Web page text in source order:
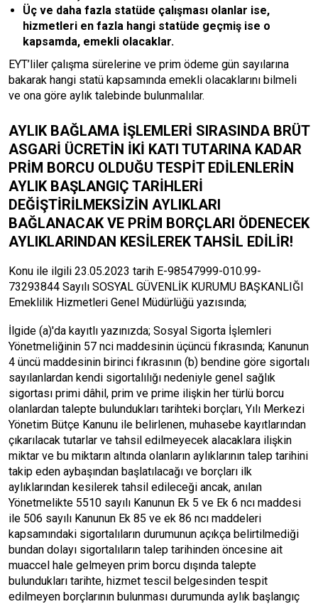
Üç ve daha fazla statüde çalışması olanlar ise,
hizmetleri en fazla hangi statüde geçmiş ise o
kapsamda, emekli olacaklar.
EYT’liler çalışma sürelerine ve prim ödeme gün sayılarına
bakarak hangi statü kapsamında emekli olacaklarını bilmeli
ve ona göre aylık talebinde bulunmalılar.
AYLIK BAĞLAMA İŞLEMLERİ SIRASINDA BRÜT
ASGARİ ÜCRETİN İKİ KATI TUTARINA KADAR
PRİM BORCU OLDUĞU TESPİT EDİLENLERİN
AYLIK BAŞLANGIÇ TARİHLERİ
DEĞİŞTİRİLMEKSİZİN AYLIKLARI
BAĞLANACAK VE PRİM BORÇLARI ÖDENECEK
AYLIKLARINDAN KESİLEREK TAHSİL EDİLİR!
Konu ile ilgili 23.05.2023 tarih E-98547999-010.99-
73293844 Sayılı SOSYAL GÜVENLİK KURUMU BAŞKANLIĞI
Emeklilik Hizmetleri Genel Müdürlüğü yazısında;
İlgide (a)'da kayıtlı yazınızda; Sosyal Sigorta İşlemleri
Yönetmeliğinin 57 nci maddesinin üçüncü fıkrasında; Kanunun
4 üncü maddesinin birinci fıkrasının (b) bendine göre sigortalı
sayılanlardan kendi sigortalılığı nedeniyle genel sağlık
sigortası primi dâhil, prim ve prime ilişkin her türlü borcu
olanlardan talepte bulundukları tarihteki borçları, Yılı Merkezi
Yönetim Bütçe Kanunu ile belirlenen, muhasebe kayıtlarından
çıkarılacak tutarlar ve tahsil edilmeyecek alacaklara ilişkin
miktar ve bu miktarın altında olanların aylıklarının talep tarihini
takip eden aybaşından başlatılacağı ve borçları ilk
aylıklarından kesilerek tahsil edileceği ancak, anılan
Yönetmelikte 5510 sayılı Kanunun Ek 5 ve Ek 6 ncı maddesi
ile 506 sayılı Kanunun Ek 85 ve ek 86 ncı maddeleri
kapsamındaki sigortalıların durumunun açıkça belirtilmediği
bundan dolayı sigortalıların talep tarihinden öncesine ait
muaccel hale gelmeyen prim borcu dışında talepte
bulundukları tarihte, hizmet tescil belgesinden tespit
edilmeyen borçlarının bulunması durumunda aylık başlangıç